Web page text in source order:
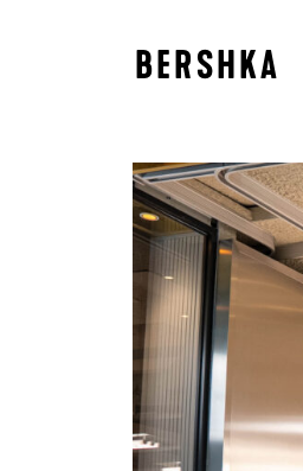
BERSHKA